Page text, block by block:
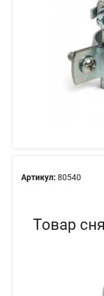
Артикул: 80540
Товар